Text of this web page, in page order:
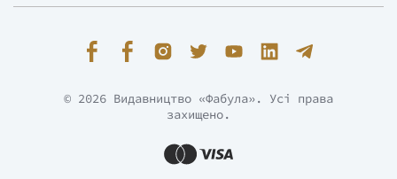
© 2026 Видавництво «Фабула». Усі права
захищено.